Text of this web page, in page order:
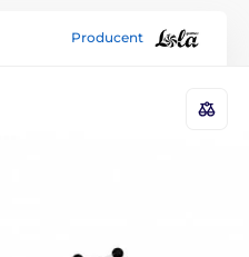
Producent